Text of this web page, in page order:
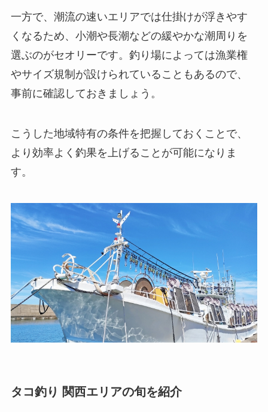
一方で、潮流の速いエリアでは仕掛けが浮きやす
くなるため、小潮や長潮などの緩やかな潮周りを
選ぶのがセオリーです。釣り場によっては漁業権
やサイズ規制が設けられていることもあるので、
事前に確認しておきましょう。
こうした地域特有の条件を把握しておくことで、
より効率よく釣果を上げることが可能になりま
す。
タコ釣り 関西エリアの旬を紹介